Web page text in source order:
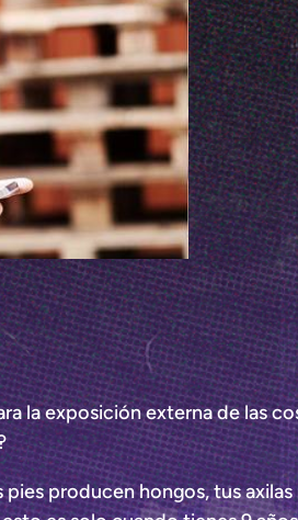
la exposición externa de las
producen hongos, tus axilas